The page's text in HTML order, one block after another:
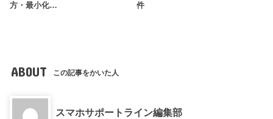
方・最小化…
件
ABOUT この記事をかいた人
スマホサポートライン編集部